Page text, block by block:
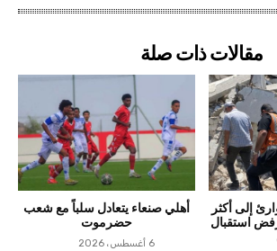
مقالات ذات صلة
إلى أكثر
ترفض استقبال
أهلي صنعاء يتعادل سلباً مع شعب
حضرموت
6 أغسطس، 2026